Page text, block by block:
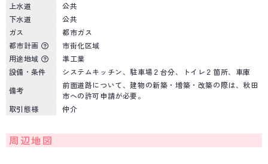
上水道
公共
下水道
公共
ガス
都市ガス
都市計画
市街化区域
用途地域
準工業
設備・条件
システムキッチン、駐車場２台分、トイレ２箇所、車庫
備考
前面道路について、建物の新築・増築・改築の際は、秋田
市への許可申請が必要。
取引態様
仲介
周辺地図